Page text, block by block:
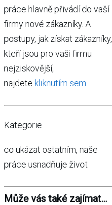
práce hlavně přivádí do vaší
firmy nové zákazníky. A
postupy, jak získat zákazníky,
kteří jsou pro vaši firmu
nejziskovější,
najdete kliknutím sem
Kategorie
co ukázat ostatním, naše
práce usnadňuje život
Může vás také zajímat...